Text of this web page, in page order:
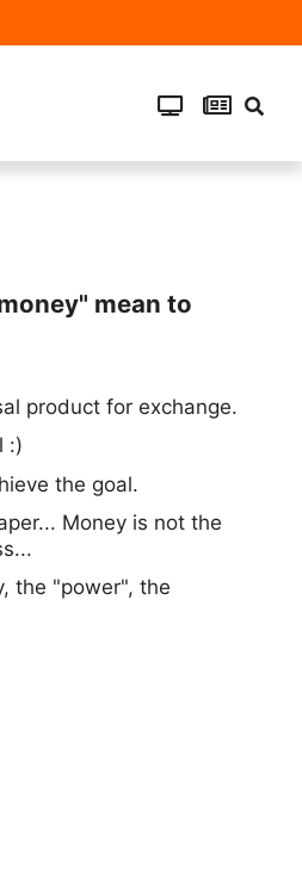
mean to
product for exchange.
:)
the goal.
Money is not the
the "power", the